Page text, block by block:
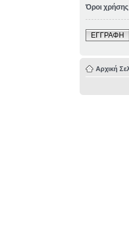
Όροι χρήσης
ΕΓΓΡΑΦΗ
Αρχική